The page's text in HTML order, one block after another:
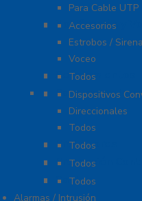
Para Cable UTP
Notificación y
Accesorios
Estrobos /
Voceo
Señalamientos
Todos
Paneles de
Dispositivos
Direccionales
Todos
Probadores
Todos
Protección
Todos
Cables
Todos
Alarmas / Intrusión